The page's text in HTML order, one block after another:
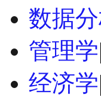
数据
管理学|
经济学|